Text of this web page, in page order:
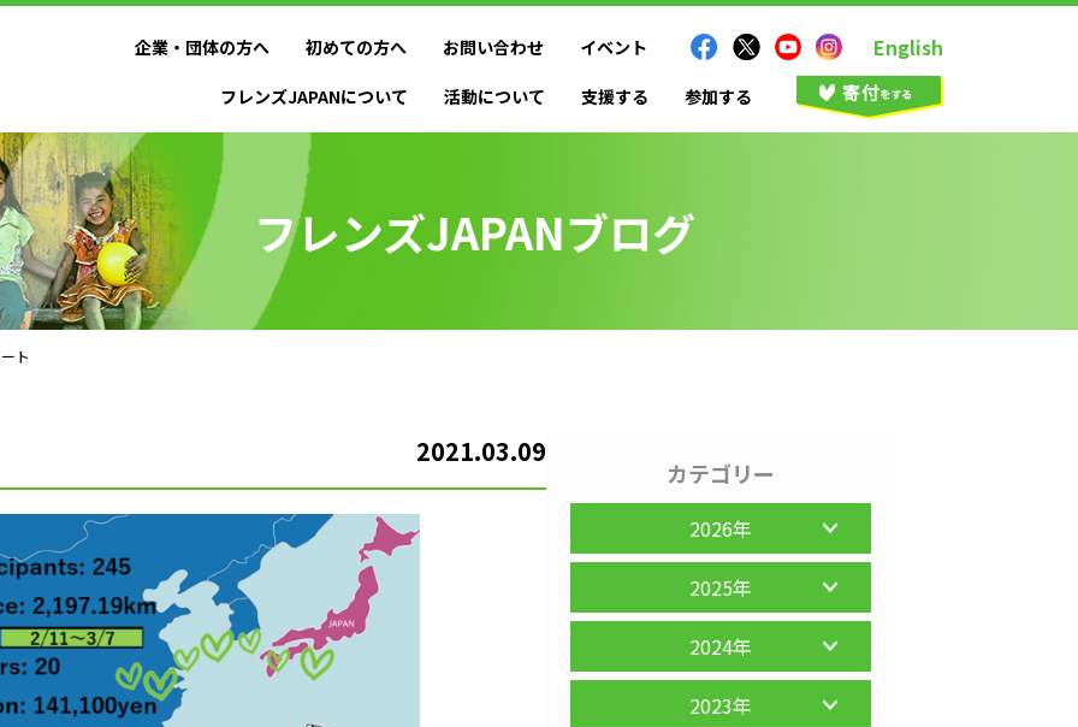
フレンズJAPANについて 活動について 支援する 参加する
企業・団体の方へ 初めての方へ お問い合わせ イベント English
フレンズJAPANブログ
ト
2021.03.09
カテゴリー
2026年
2025年
2024年
2023年